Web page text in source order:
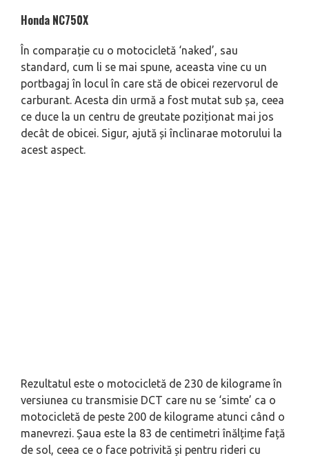
Honda NC750X
În comparație cu o motocicletă ‘naked’, sau
standard, cum li se mai spune, aceasta vine cu un
portbagaj în locul în care stă de obicei rezervorul de
carburant. Acesta din urmă a fost mutat sub șa, ceea
ce duce la un centru de greutate poziționat mai jos
decât de obicei. Sigur, ajută și înclinarae motorului la
acest aspect.
Rezultatul este o motocicletă de 230 de kilograme în
versiunea cu transmisie DCT care nu se ‘simte’ ca o
motocicletă de peste 200 de kilograme atunci când o
manevrezi. Șaua este la 83 de centimetri înălțime față
de sol, ceea ce o face potrivită și pentru rideri cu